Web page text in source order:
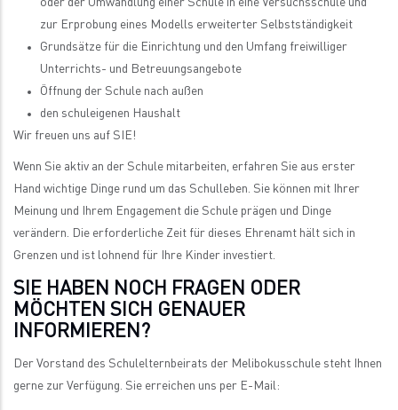
oder der Umwandlung einer Schule in eine Versuchsschule und
zur Erprobung eines Modells erweiterter Selbstständigkeit
Grundsätze für die Einrichtung und den Umfang freiwilliger
Unterrichts- und Betreuungsangebote
Öffnung der Schule nach außen
den schuleigenen Haushalt
Wir freuen uns auf SIE!
Wenn Sie aktiv an der Schule mitarbeiten, erfahren Sie aus erster
Hand wichtige Dinge rund um das Schulleben. Sie können mit Ihrer
Meinung und Ihrem Engagement die Schule prägen und Dinge
verändern. Die erforderliche Zeit für dieses Ehrenamt hält sich in
Grenzen und ist lohnend für Ihre Kinder investiert.
SIE HABEN NOCH FRAGEN ODER
MÖCHTEN SICH GENAUER
INFORMIEREN?
Der Vorstand des Schulelternbeirats der Melibokusschule steht Ihnen
gerne zur Verfügung. Sie erreichen uns per E-Mail: